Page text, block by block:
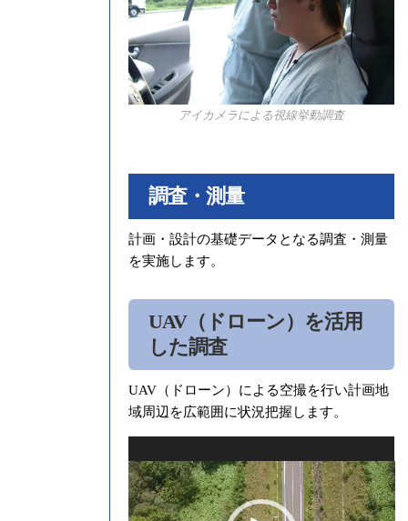
アイカメラによる視線挙動調査
調査・測量
計画・設計の基礎データとなる調査・測量
を実施します。
UAV（ドローン）を活用
した調査
UAV（ドローン）による空撮を行い計画地
域周辺を広範囲に状況把握します。
画
プ
レ